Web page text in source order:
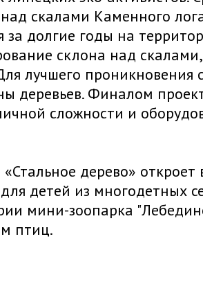
скалами Каменного
за долгие годы на
склона над
лучшего проникновения
деревьев. Финалом
сложности и
дерево» откроет
детей из многодетных
мини-зоопарка
птиц.